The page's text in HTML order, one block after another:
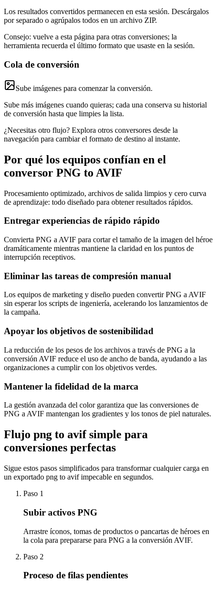
Los resultados convertidos permanecen en esta sesión. Descárgalos
por separado o agrúpalos todos en un archivo ZIP.
Consejo: vuelve a esta página para otras conversiones; la
herramienta recuerda el último formato que usaste en la sesión.
Cola de conversión
Sube imágenes para comenzar la conversión.
Sube más imágenes cuando quieras; cada una conserva su historial
de conversión hasta que limpies la lista.
¿Necesitas otro flujo? Explora otros conversores desde la
navegación para cambiar el formato de destino al instante.
Por qué los equipos confían en el
conversor PNG to AVIF
Procesamiento optimizado, archivos de salida limpios y cero curva
de aprendizaje: todo diseñado para obtener resultados rápidos.
Entregar experiencias de rápido rápido
Convierta PNG a AVIF para cortar el tamaño de la imagen del héroe
dramáticamente mientras mantiene la claridad en los puntos de
interrupción receptivos.
Eliminar las tareas de compresión manual
Los equipos de marketing y diseño pueden convertir PNG a AVIF
sin esperar los scripts de ingeniería, acelerando los lanzamientos de
la campaña.
Apoyar los objetivos de sostenibilidad
La reducción de los pesos de los archivos a través de PNG a la
conversión AVIF reduce el uso de ancho de banda, ayudando a las
organizaciones a cumplir con los objetivos verdes.
Mantener la fidelidad de la marca
La gestión avanzada del color garantiza que las conversiones de
PNG a AVIF mantengan los gradientes y los tonos de piel naturales.
Flujo png to avif simple para
conversiones perfectas
Sigue estos pasos simplificados para transformar cualquier carga en
un exportado png to avif impecable en segundos.
Paso 1
Subir activos PNG
Arrastre íconos, tomas de productos o pancartas de héroes en
la cola para prepararse para PNG a la conversión AVIF.
Paso 2
Proceso de filas pendientes